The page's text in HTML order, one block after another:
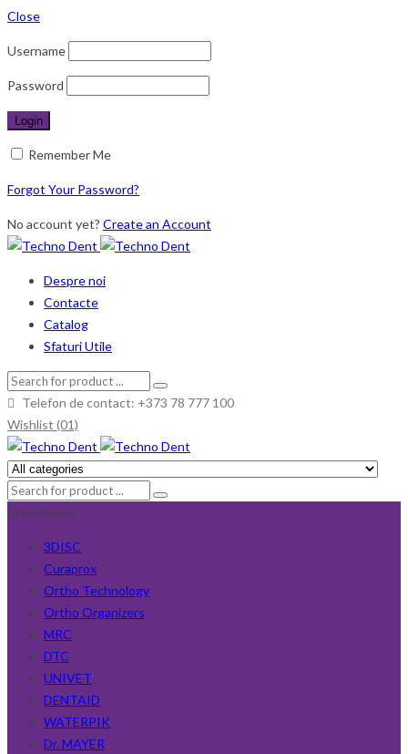
Close
Username
Password
Remember Me
Forgot Your Password?
No account yet? Create an Account
Despre noi
Contacte
Catalog
Sfaturi Utile
Telefon de contact: +373 78 777 100
Wishlist (01)
Producători
3DISC
Curaprox
Ortho Technology
Ortho Organizers
MRC
DTC
UNIVET
DENTAID
WATERPIK
Dr. MAYER